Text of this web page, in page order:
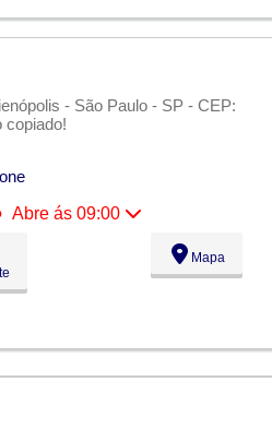
- São Paulo - SP - CEP:
copiado!
Abre ás 09:00
Mapa